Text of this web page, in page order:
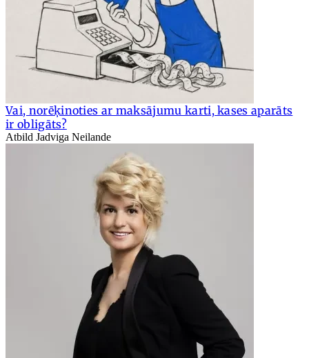
Vai, norēķinoties ar maksājumu karti, kases aparāts
ir obligāts?
Atbild Jadviga Neilande